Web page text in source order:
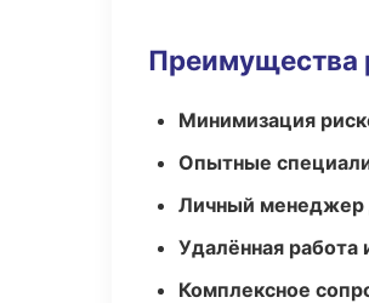
Преимущества
Минимизация
Опытные
Личный менеджер
Удалённая работа
Комплексное